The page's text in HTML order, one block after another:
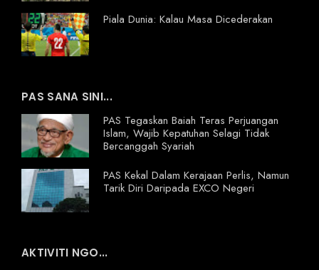
Piala Dunia: Kalau Masa Dicederakan
PAS SANA SINI...
PAS Tegaskan Baiah Teras Perjuangan
Islam, Wajib Kepatuhan Selagi Tidak
Bercanggah Syariah
PAS Kekal Dalam Kerajaan Perlis, Namun
Tarik Diri Daripada EXCO Negeri
AKTIVITI NGO...